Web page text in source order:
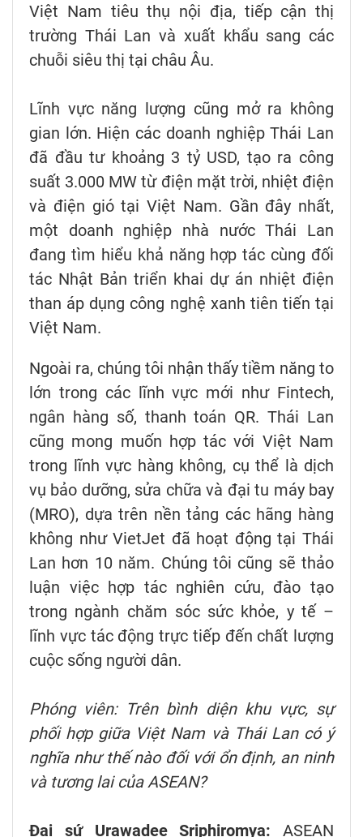
Việt Nam tiêu thụ nội địa, tiếp cận thị
trường Thái Lan và xuất khẩu sang các
chuỗi siêu thị tại châu Âu.
Lĩnh vực năng lượng cũng mở ra không
gian lớn. Hiện các doanh nghiệp Thái Lan
đã đầu tư khoảng 3 tỷ USD, tạo ra công
suất 3.000 MW từ điện mặt trời, nhiệt điện
và điện gió tại Việt Nam. Gần đây nhất,
một doanh nghiệp nhà nước Thái Lan
đang tìm hiểu khả năng hợp tác cùng đối
tác Nhật Bản triển khai dự án nhiệt điện
than áp dụng công nghệ xanh tiên tiến tại
Việt Nam.
Ngoài ra, chúng tôi nhận thấy tiềm năng to
lớn trong các lĩnh vực mới như Fintech,
ngân hàng số, thanh toán QR. Thái Lan
cũng mong muốn hợp tác với Việt Nam
trong lĩnh vực hàng không, cụ thể là dịch
vụ bảo dưỡng, sửa chữa và đại tu máy bay
(MRO), dựa trên nền tảng các hãng hàng
không như VietJet đã hoạt động tại Thái
Lan hơn 10 năm. Chúng tôi cũng sẽ thảo
luận việc hợp tác nghiên cứu, đào tạo
trong ngành chăm sóc sức khỏe, y tế –
lĩnh vực tác động trực tiếp đến chất lượng
cuộc sống người dân.
Phóng viên: Trên bình diện khu vực, sự
phối hợp giữa Việt Nam và Thái Lan có ý
nghĩa như thế nào đối với ổn định, an ninh
và tương lai của ASEAN?
Đại sứ Urawadee Sriphiromya: ASEAN